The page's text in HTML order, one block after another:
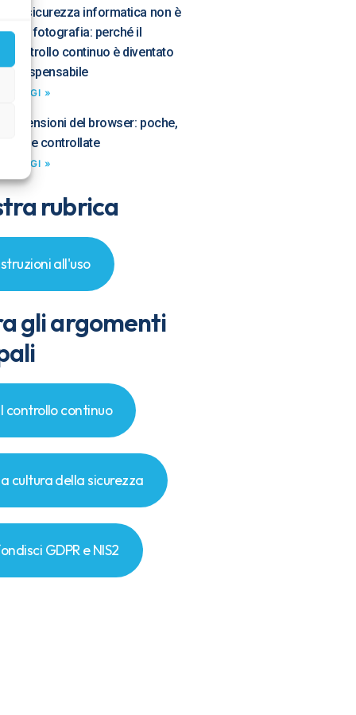
La sicurezza informatica non è
una fotografia: perché il
controllo continuo è diventato
indispensabile
LEGGI »
Estensioni del browser: poche,
utili e controllate
LEGGI »
rubrica
all'uso
gli argomenti
controllo continuo
cultura della sicurezza
GDPR e NIS2